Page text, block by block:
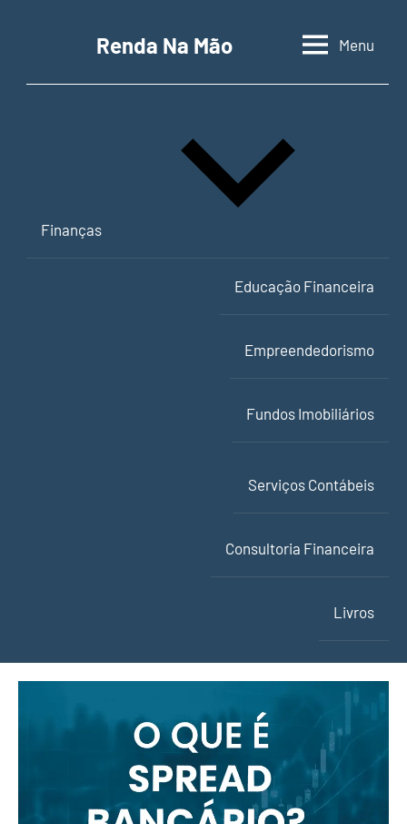
conteúdo
Renda Na Mão
Contabilidade,
empreendedorismo
Menu
Finanças
Educação Financeira
Empreendedorismo
Fundos Imobiliários
Serviços Contábeis
Consultoria Financeira
Livros